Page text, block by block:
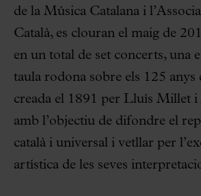
de la Música Catalana i
Català, es clouran el maig de
en un total de set concerts, una
taula rodona sobre els 125 anys
creada el 1891 per Lluís Millet i
amb l’objectiu de difondre el
català i universal i vetllar per
artística de les seves